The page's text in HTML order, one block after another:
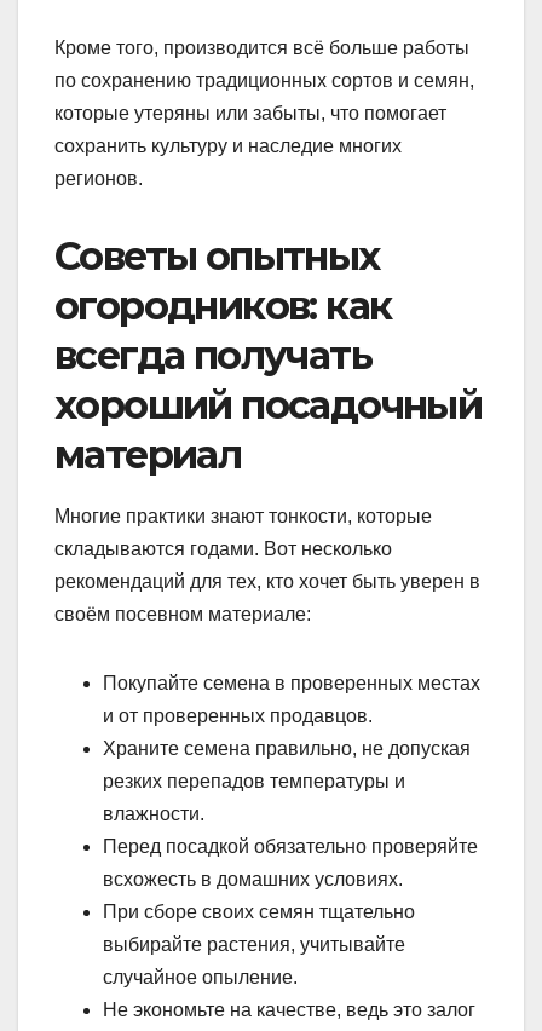
Кроме того, производится всё больше работы
по сохранению традиционных сортов и семян,
которые утеряны или забыты, что помогает
сохранить культуру и наследие многих
регионов.
Советы опытных
огородников: как
всегда получать
хороший посадочный
материал
Многие практики знают тонкости, которые
складываются годами. Вот несколько
рекомендаций для тех, кто хочет быть уверен в
своём посевном материале:
Покупайте семена в проверенных местах
и от проверенных продавцов.
Храните семена правильно, не допуская
резких перепадов температуры и
влажности.
Перед посадкой обязательно проверяйте
всхожесть в домашних условиях.
При сборе своих семян тщательно
выбирайте растения, учитывайте
случайное опыление.
Не экономьте на качестве, ведь это залог